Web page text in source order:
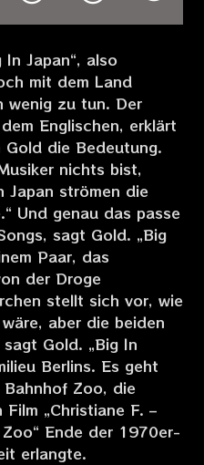
Japan“, also
mit dem Land
wenig zu tun. Der
Englischen, erklärt
Gold die Bedeutung.
nichts bist,
Japan strömen die
Und genau das passe
sagt Gold. „Big
Paar, das
der Droge
stellt sich vor, wie
aber die beiden
Gold. „Big In
Berlins. Es geht
Bahnhof Zoo, die
„Christiane F. –
Ende der 1970er-
erlangte.